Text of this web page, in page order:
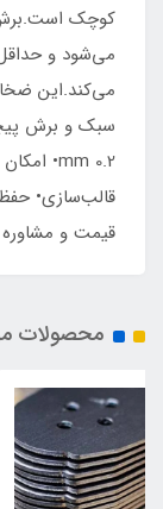
کوچک است.برش
می‌کند.این
قالب‌سازی•
قیمت و مشاوره با
محصولات